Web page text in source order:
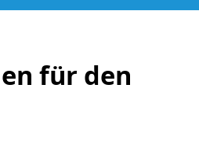
für den